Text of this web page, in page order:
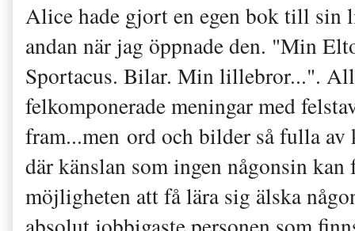
Alice hade gjort en egen bok till sin
andan när jag öppnade den. "Min
Sportacus. Bilar. Min lillebror...".
felkomponerade meningar med
fram...men ord och bilder så fulla
där känslan som ingen någonsin
möjligheten att få lära sig älska